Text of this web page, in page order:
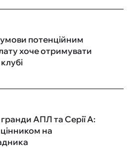
потенційним
хоче отримувати
АПЛ та Серії А:
на